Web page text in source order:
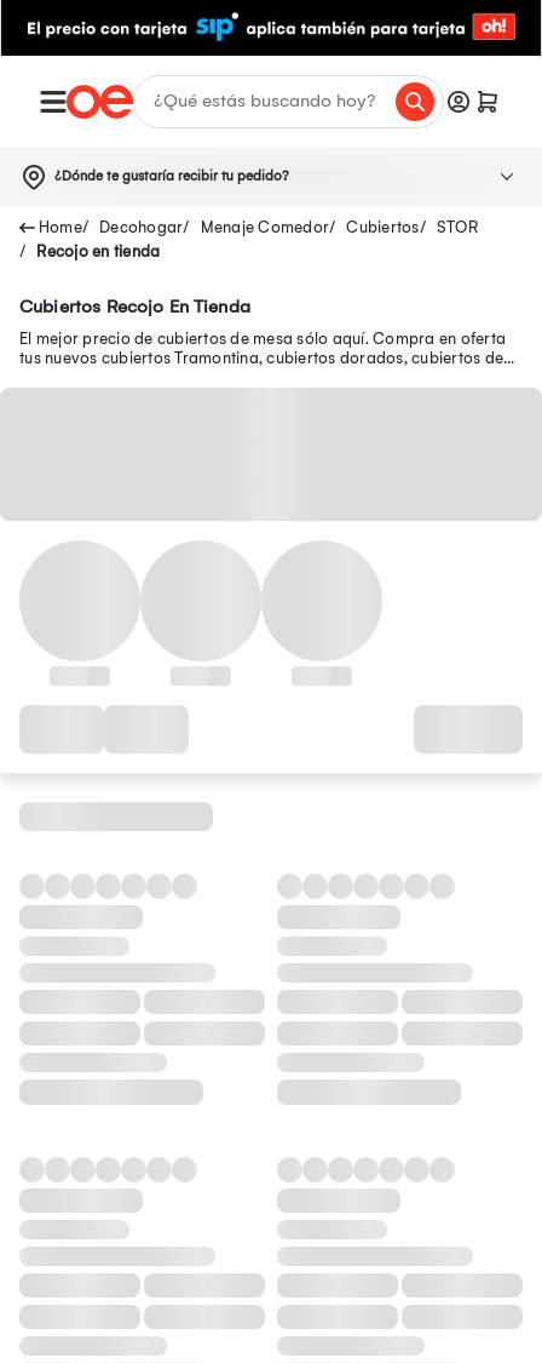
¿Dónde te gustaría recibir tu pedido?
Decohogar Menaje Comedor Cubiertos
STOR
Recojo en tienda
Cubiertos Recojo En Tienda
El mejor precio de cubiertos de mesa sólo aquí. Compra en oferta
tus nuevos cubiertos Tramontina, cubiertos dorados, cubiertos de